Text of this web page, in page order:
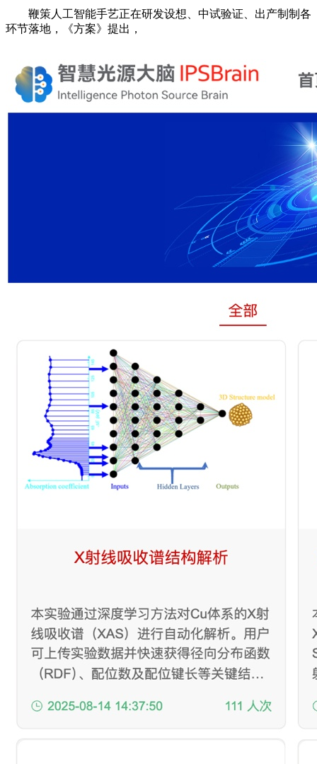
鞭策人工智能手艺正在研发设想、中试验证、出产制制各
环节落地，《方案》提出，